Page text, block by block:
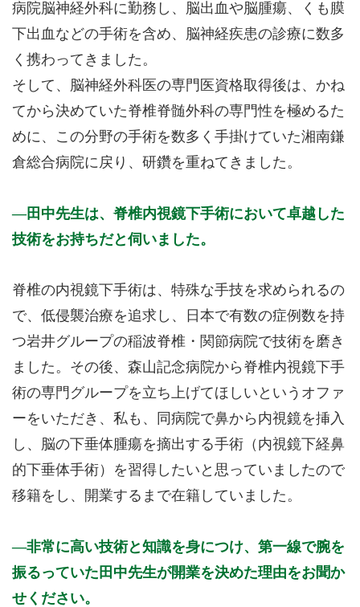
病院脳神経外科に勤務し、脳出血や脳腫瘍、くも膜
下出血などの手術を含め、脳神経疾患の診療に数多
く携わってきました。
そして、脳神経外科医の専門医資格取得後は、かね
てから決めていた脊椎脊髄外科の専門性を極めるた
めに、この分野の手術を数多く手掛けていた湘南鎌
倉総合病院に戻り、研鑽を重ねてきました。
田中先生は、脊椎内視鏡下手術において卓越した
技術をお持ちだと伺いました。
脊椎の内視鏡下手術は、特殊な手技を求められるの
で、低侵襲治療を追求し、日本で有数の症例数を持
つ岩井グループの稲波脊椎・関節病院で技術を磨き
ました。その後、森山記念病院から脊椎内視鏡下手
術の専門グループを立ち上げてほしいというオファ
ーをいただき、私も、同病院で鼻から内視鏡を挿入
し、脳の下垂体腫瘍を摘出する手術（内視鏡下経鼻
的下垂体手術）を習得したいと思っていましたので
移籍をし、開業するまで在籍していました。
非常に高い技術と知識を身につけ、第一線で腕を
振るっていた田中先生が開業を決めた理由をお聞か
せください。